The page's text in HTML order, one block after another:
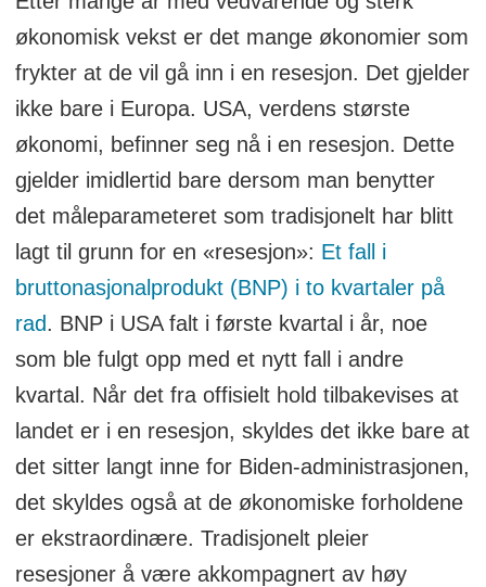
økonomisk vekst er det mange økonomier som
frykter at de vil gå inn i en resesjon. Det gjelder
ikke bare i Europa. USA, verdens største
økonomi, befinner seg nå i en resesjon. Dette
gjelder imidlertid bare dersom man benytter
det måleparameteret som tradisjonelt har blitt
lagt til grunn for en «resesjon»: Et fall i
bruttonasjonalprodukt (BNP) i to kvartaler på
rad. BNP i USA falt i første kvartal i år, noe
som ble fulgt opp med et nytt fall i andre
kvartal. Når det fra offisielt hold tilbakevises at
landet er i en resesjon, skyldes det ikke bare at
det sitter langt inne for Biden-administrasjonen,
det skyldes også at de økonomiske forholdene
er ekstraordinære. Tradisjonelt pleier
resesjoner å være akkompagnert av høy